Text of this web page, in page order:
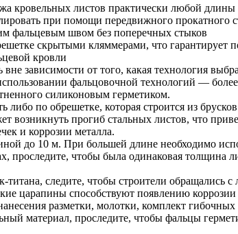
кровельных листов практически любой
при помощи передвижного прокатного
фальцевым швом без поперечных стыков
скрытыми кляммерами, что гарантирует
кровли
зависимости от того, какая технология
фальцовочной технологий —
силиконовым герметиком.
либо по обрешетке, которая строится из
возникнуть прогиб стальных листов, что
и коррозии металла.
до 10 м. При большей длине необходимо
проследите, чтобы была одинаковая толщина
следите, чтобы строители обращались с
царапины способствуют появлению
разметки, молотки, комплект
материал, проследите, чтобы фальцы